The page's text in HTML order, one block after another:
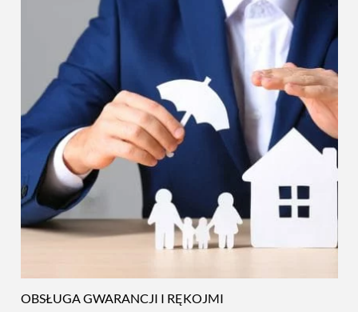
OBSŁUGA GWARANCJI I RĘKOJMI